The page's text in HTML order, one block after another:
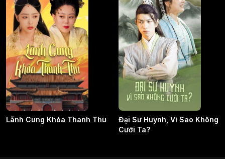
Lãnh Cung Khóa Thanh Thu
Đại Sư Huynh, Vì Sao Không
Cưới Ta?